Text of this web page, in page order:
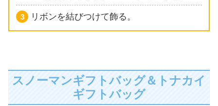
リボンを結びつけて飾る。
スノーマンギフトバッグ＆トナカイ
ギフトバッグ